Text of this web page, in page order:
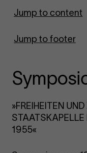
Jump to content
Jump to footer
To Frontpage
»FREIHEITEN
STAATSKAPELLE
1955«